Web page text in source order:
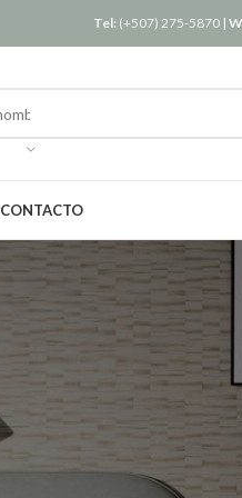
Tel: (+507) 275-5870 |
CONTACTO
Mostrar